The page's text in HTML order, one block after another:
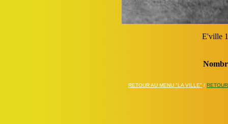
E'ville
RETOUR AU MENU "LA VILLE" /